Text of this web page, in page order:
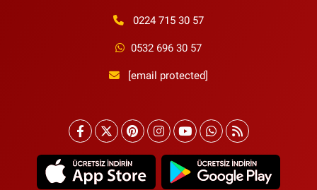
0224 715 30 57
0532 696 30 57
[email protected]